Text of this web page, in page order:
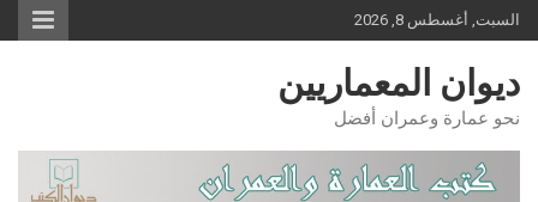
Skip
to
content
السبت, أغسطس 8, 2026
ديوان المعماريين
نحو عمارة وعمران أفضل